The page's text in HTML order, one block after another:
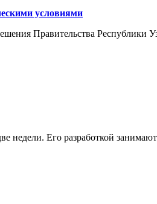
условиями
Правительства Республики
недели. Его разработкой